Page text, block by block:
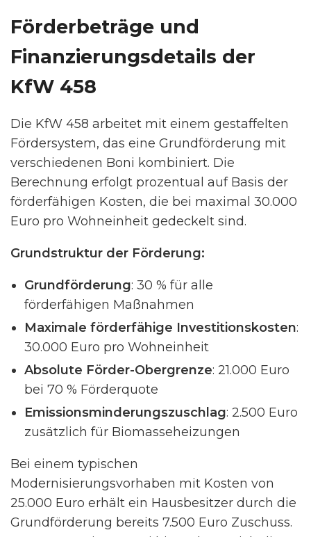
Förderbeträge und
Finanzierungsdetails der
KfW 458
Die KfW 458 arbeitet mit einem gestaffelten
Fördersystem, das eine Grundförderung mit
verschiedenen Boni kombiniert. Die
Berechnung erfolgt prozentual auf Basis der
förderfähigen Kosten, die bei maximal 30.000
Euro pro Wohneinheit gedeckelt sind.
Grundstruktur der Förderung:
Grundförderung: 30 % für alle
förderfähigen Maßnahmen
Maximale förderfähige Investitionskosten:
30.000 Euro pro Wohneinheit
Absolute Förder-Obergrenze: 21.000 Euro
bei 70 % Förderquote
Emissionsminderungszuschlag: 2.500 Euro
zusätzlich für Biomasseheizungen
Bei einem typischen
Modernisierungsvorhaben mit Kosten von
25.000 Euro erhält ein Hausbesitzer durch die
Grundförderung bereits 7.500 Euro Zuschuss.